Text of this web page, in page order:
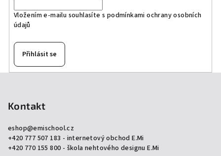
Vložením e-mailu souhlasíte s podmínkami ochrany osobních
údajů
Přihlásit se
Kontakt
eshop@emischool.cz
+420 777 507 183 - internetový obchod E.Mi
+420 770 155 800 - škola nehtového designu E.Mi